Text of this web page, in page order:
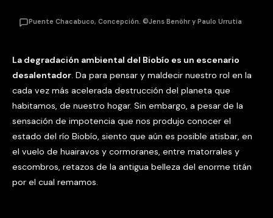
Puente Chacabuco, Concepción. ©Jens Benöhr y Paulo Urrutia
La degradación ambiental del Biobío es un escenario
desalentador. Da para pensar y maldecir nuestro rol en la
cada vez más acelerada destrucción del planeta que
habitamos, de nuestro hogar. Sin embargo, a pesar de la
sensación de impotencia que nos produjo conocer el
estado del río Biobío, siento que aún es posible atisbar, en
el vuelo de huairavos y cormoranes, entre matorrales y
escombros, retazos de la antigua belleza del enorme titán
por el cual remamos.